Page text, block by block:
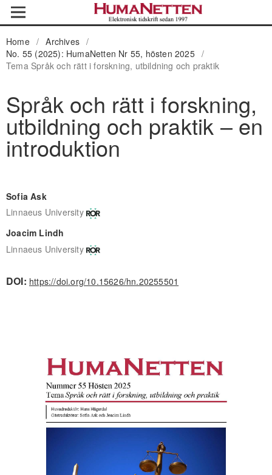
Home / Archives /
No. 55 (2025): HumaNetten Nr 55, hösten 2025 /
Tema Språk och rätt i forskning, utbildning och praktik
Språk och rätt i forskning,
utbildning och praktik – en
introduktion
Sofia Ask
Linnaeus University
Joacim Lindh
Linnaeus University
DOI: https://doi.org/10.15626/hn.20255501